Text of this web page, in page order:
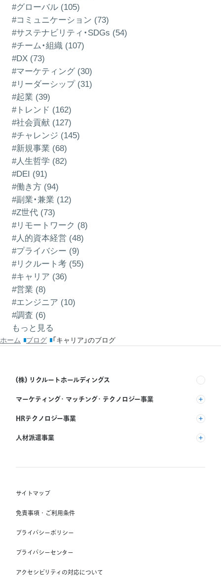
#グローバル (105)
#コミュニケーション (73)
#サステナビリティ・SDGs (54)
#チーム・組織 (107)
#DX (73)
#マーケティング (30)
#リーダーシップ (31)
#起業 (39)
#トレンド (162)
#社会貢献 (127)
#チャレンジ (145)
#新規事業 (68)
#人生哲学 (82)
#DEI (91)
#働き方 (94)
#副業・兼業 (12)
#Z世代 (73)
#リモートワーク (8)
#人的資本経営 (48)
#プライバシー (9)
#リクルート考 (55)
#キャリア (36)
#営業 (8)
#エンジニア (10)
#調査 (6)
もっと見る
ホーム ブログ 「キャリア」のブログ
(株) リクルートホールディングス
マーケティング・マッチング・テクノロジー事業
(株) リクルート
HRテクノロジー事業
(株) インディードリクルートパートナーズ
Indeed, Inc.
人材派遣事業
(株) スタッフサービス・ホールディングス
Unique NV
Staffmark Group, LLC
サイトマップ
免責事項・ご利用条件
プライバシーポリシー
プライバシーセンター
アクセシビリティの対応について